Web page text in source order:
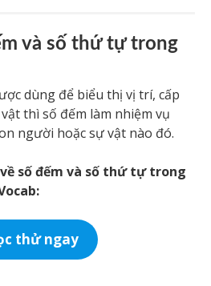
và số thứ tự trong
dùng để biểu thị vị trí, cấp
thì số đếm làm nhiệm vụ
người hoặc sự vật nào đó.
số đếm và số thứ tự trong
thử ngay